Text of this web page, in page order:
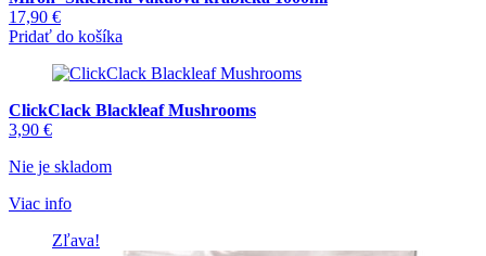
17,90 €
Pridať do košíka
ClickClack Blackleaf Mushrooms
3,90 €
Nie je skladom
Viac info
Zľava!